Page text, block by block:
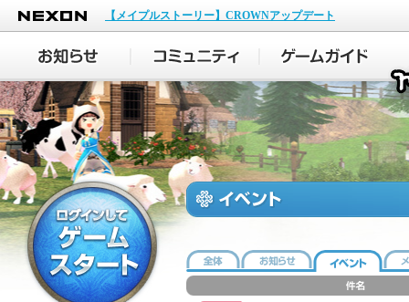
NEXON
【メイプルストーリー】CROWNアップデート